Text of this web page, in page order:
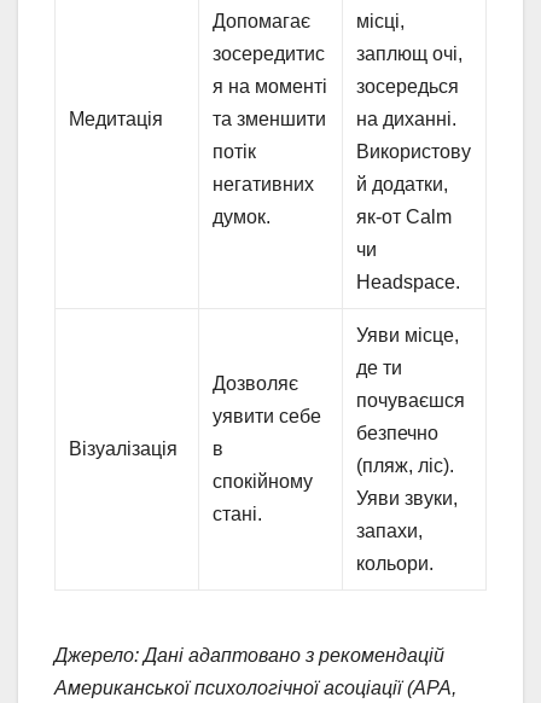
Медитація
Допомагає
зосередитис
я на моменті
та зменшити
потік
негативних
думок.
місці,
заплющ очі,
зосередься
на диханні.
Використову
й додатки,
як-от Calm
чи
Headspace.
Візуалізація
Дозволяє
уявити себе
в
спокійному
стані.
Уяви місце,
де ти
почуваєшся
безпечно
(пляж, ліс).
Уяви звуки,
запахи,
кольори.
Джерело: Дані адаптовано з рекомендацій
Американської психологічної асоціації (APA,